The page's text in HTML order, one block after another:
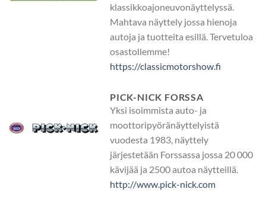
klassikkoajoneuvonäyttelyssä.
Mahtava näyttely jossa hienoja
autoja ja tuotteita esillä. Tervetuloa
osastollemme!
https://classicmotorshow.fi
PICK-NICK FORSSA
Yksi isoimmista auto- ja
moottoripyöränäyttelyistä
vuodesta 1983, näyttely
järjestetään Forssassa jossa 20 000
kävijää ja 2500 autoa näytteillä.
http://www.pick-nick.com